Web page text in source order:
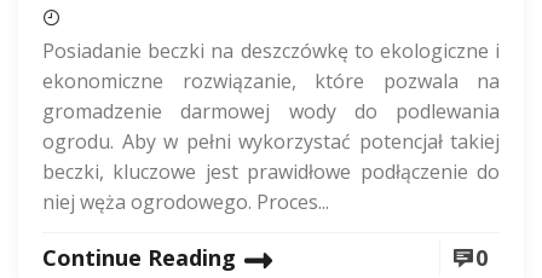
Posiadanie beczki na deszczówkę to ekologiczne i
ekonomiczne rozwiązanie, które pozwala na
gromadzenie darmowej wody do podlewania
ogrodu. Aby w pełni wykorzystać potencjał takiej
beczki, kluczowe jest prawidłowe podłączenie do
niej węża ogrodowego. Proces...
Continue Reading 0